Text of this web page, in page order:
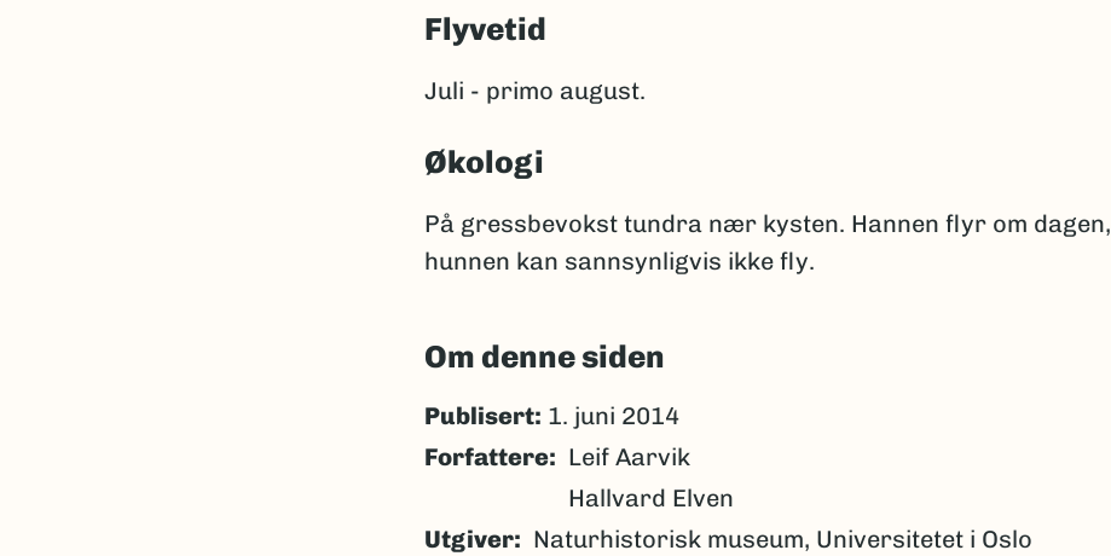
Flyvetid
Juli - primo august.
Økologi
På gressbevokst tundra nær kysten. Hannen flyr om dagen,
hunnen kan sannsynligvis ikke fly.
Om denne siden
Publisert: 1. juni 2014
Forfattere
Leif Aarvik
Hallvard Elven
Utgiver
Naturhistorisk museum, Universitetet i Oslo